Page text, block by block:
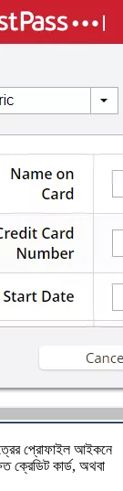
প্রোফাইল আইকনে
ক্রেডিট কার্ড, অথবা